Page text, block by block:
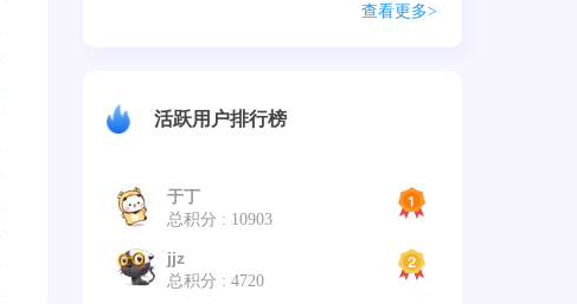
查看更多>
活跃用户排行榜
于丁
总积分 : 10903
jjz
总积分 : 4720